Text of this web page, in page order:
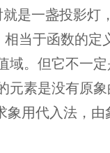
是一盏投影灯
当于函数的定
域。但它不一
元素是没有原象
象用代入法，由